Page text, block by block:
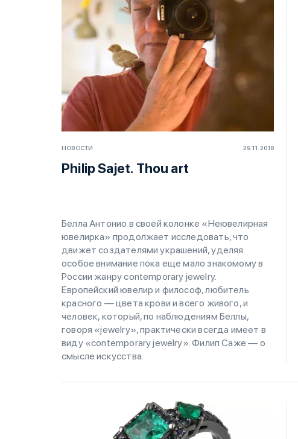
НОВОСТИ 29.11.2018
Philip Sajet. Thou art
Белла Антонио в своей колонке «Неювелирная
ювелирка» продолжает исследовать, что
движет создателями украшений, уделяя
особое внимание пока еще мало знакомому в
России жанру contemporary jewelry.
Европейский ювелир и философ, любитель
красного — цвета крови и всего живого, и
человек, который, по наблюдениям Беллы,
говоря «jewelry», практически всегда имеет в
виду «contemporary jewelry». Филип Саже — о
смысле искусства.